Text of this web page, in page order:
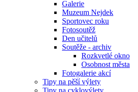
Galerie
Muzeum Nejdek
Sportovec roku
Fotosoutěž
Den učitelů
Soutěže - archiv
Rozkvetlé okno
Osobnost města
Fotogalerie akcí
Tipy na pěší výlety
Tipy na cyklovýlety